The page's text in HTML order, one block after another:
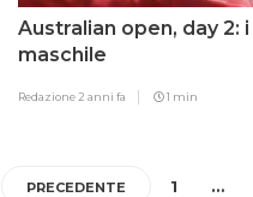
Australian open, day 2:
maschile
Redazione 2 anni fa 1 min
PRECEDENTE 1 …